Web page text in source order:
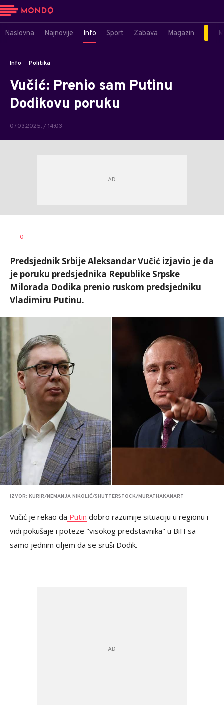
Naslovna Najnovije Info Sport Zabava Magazin
Info Politika
Vučić: Prenio sam Putinu
Dodikovu poruku
07.03.2025. / 14:03
AUTOR
0
Predsjednik Srbije Aleksandar Vučić izjavio je da
je poruku predsjednika Republike Srpske
Milorada Dodika prenio ruskom predsjedniku
Vladimiru Putinu.
IZVOR: KURIR/NEMANJA NIKOLIĆ/SHUTTERSTOCK/MURATHAKANART
Vučić je rekao da Putin dobro razumije situaciju u regionu i
vidi pokušaje i poteze "visokog predstavnika" u BiH sa
samo jednim ciljem da se sruši Dodik.